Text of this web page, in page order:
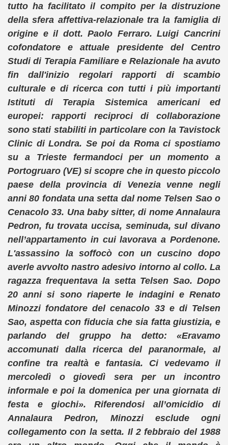
tutto ha facilitato il compito per la distruzione
della sfera affettiva-relazionale tra la famiglia di
origine e il dott. Paolo Ferraro. Luigi Cancrini
cofondatore e attuale presidente del Centro
Studi di Terapia Familiare e Relazionale ha avuto
fin dall'inizio regolari rapporti di scambio
culturale e di ricerca con tutti i più importanti
Istituti di Terapia Sistemica americani ed
europei: rapporti reciproci di collaborazione
sono stati stabiliti in particolare con la Tavistock
Clinic di Londra. Se poi da Roma ci spostiamo
su a Trieste fermandoci per un momento a
Portogruaro (VE) si scopre che in questo piccolo
paese della provincia di Venezia venne negli
anni 80 fondata una setta dal nome Telsen Sao o
Cenacolo 33. Una baby sitter, di nome Annalaura
Pedron, fu trovata uccisa, seminuda, sul divano
nell’appartamento in cui lavorava a Pordenone.
L'assassino la soffocò con un cuscino dopo
averle avvolto nastro adesivo intorno al collo. La
ragazza frequentava la setta Telsen Sao. Dopo
20 anni si sono riaperte le indagini e Renato
Minozzi fondatore del cenacolo 33 e di Telsen
Sao, aspetta con fiducia che sia fatta giustizia, e
parlando del gruppo ha detto: «Eravamo
accomunati dalla ricerca del paranormale, al
confine tra realtà e fantasia. Ci vedevamo il
mercoledì o giovedì sera per un incontro
informale e poi la domenica per una giornata di
festa e giochi». Riferendosi all’omicidio di
Annalaura Pedron, Minozzi esclude ogni
collegamento con la setta. Il 2 febbraio del 1988